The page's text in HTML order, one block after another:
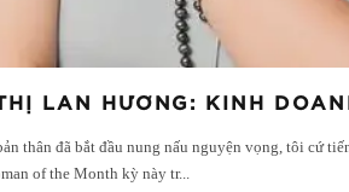
LAN HƯƠNG: KINH
thân đã bắt đầu nung nấu nguyện vọng, tôi cứ
of the Month kỳ này tr...